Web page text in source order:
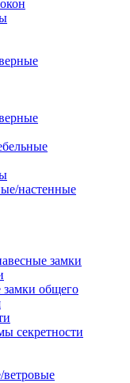
настенные
замки
общего
секретности